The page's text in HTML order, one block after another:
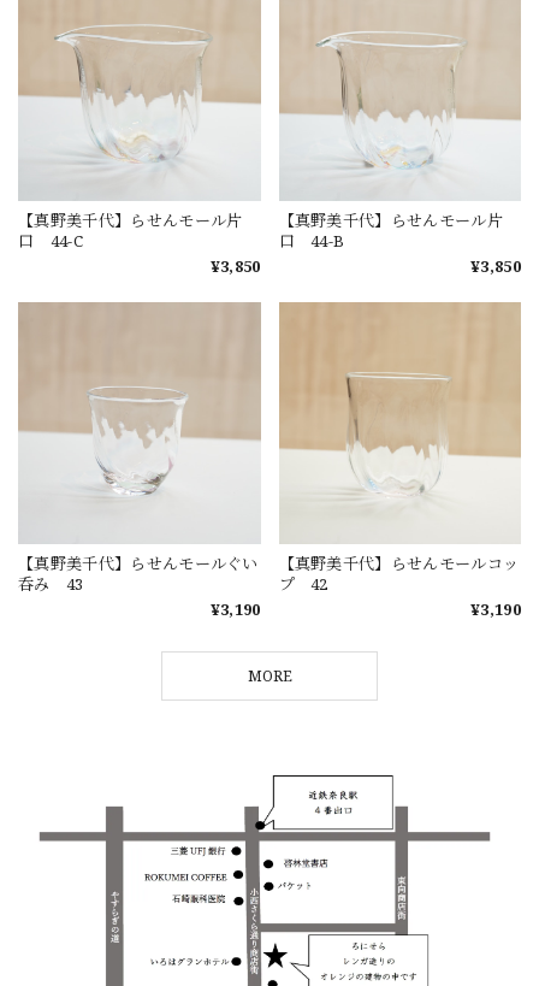
【真野美千代】らせんモール片
口 44-C
¥3,850
【真野美千代】らせんモール片
口 44-B
¥3,850
【真野美千代】らせんモールぐい
呑み 43
¥3,190
【真野美千代】らせんモールコッ
プ 42
¥3,190
MORE